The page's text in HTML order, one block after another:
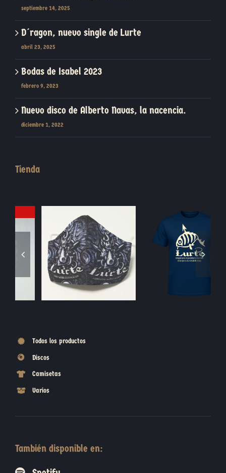
septiembre 14, 2025
D´ragon, nuevo single de Lurte
abril 23, 2025
Bodas de Isabel 2023
febrero 9, 2023
Nuevo disco de Alberto Navas, la nacencia.
diciembre 1, 2022
Tienda
Blasón Piedra Moneda Jabalí
Todos los productos
Discos
Camisetas
Varios
También disponible en: